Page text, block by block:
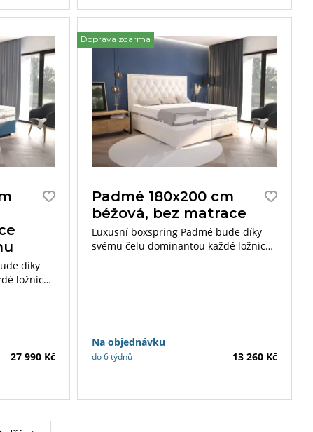
díky
ložnice.
27 990 Kč
Doprava zdarma
Padmé 180x200 cm
béžová, bez matrace
Luxusní boxspring Padmé bude díky
svému čelu dominantou každé ložnice.
Na objednávku
do 6 týdnů 13 260 Kč